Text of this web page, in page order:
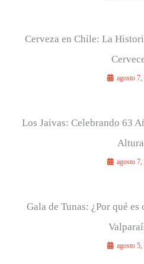
Cerveza en Chile: La
agosto 7,
Los Jaivas: Celebrando 63
agosto 7,
Gala de Tunas: ¿Por qué
agosto 5,